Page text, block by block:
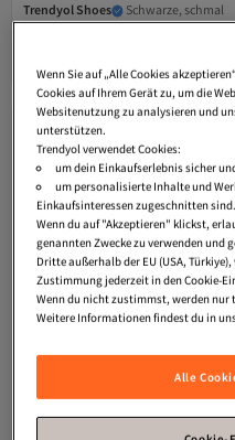
Trendyol Shoes
Schwarze, schmal
gebänderte Damen-Hausschuhe mit
Blockabsatz TAKSS25TO00065
34,19€
Platz 10 am häufigsten bewertet
Wenn Sie auf „Alle Cookies
Cookies auf Ihrem Gerät zu, um die
Websitenutzung zu analysieren und
unterstützen.
Trendyol verwendet Cookies:
um dein Einkaufserlebnis sicher
um personalisierte Inhalte und
Einkaufsinteressen zugeschnitten sind.
Wenn du auf "Akzeptieren" klickst,
genannten Zwecke zu verwenden
Dritte außerhalb der EU (USA,
Zustimmung jederzeit in den Cookie-
Wenn du nicht zustimmst, werden nur
Weitere Informationen findest du in
Alle